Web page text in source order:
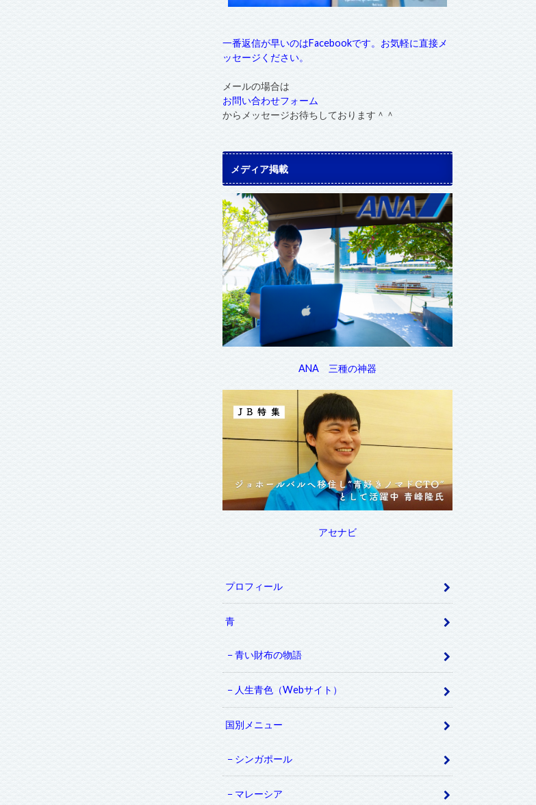
一番返信が早いのはFacebookです。お気軽に直接メ
ッセージください。
メールの場合は
お問い合わせフォーム
からメッセージお待ちしております＾＾
メディア掲載
ANA 三種の神器
アセナビ
プロフィール
青
青い財布の物語
人生青色（Webサイト）
国別メニュー
シンガポール
マレーシア